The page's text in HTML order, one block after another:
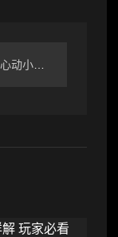
心动小镇心动小镇 4.19-4.25粉色泡泡家具位置攻略